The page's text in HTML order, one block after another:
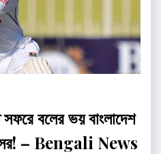
বলের ভয় বাংলাদেশ
– Bengali News